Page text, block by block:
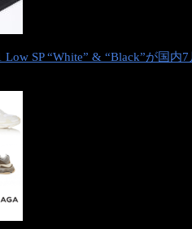
Low SP “White” & “Black”が国